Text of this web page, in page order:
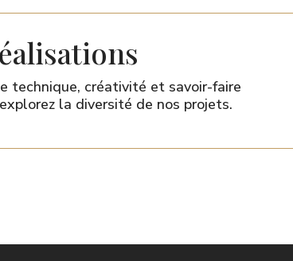
technique, créativité et savoir-faire
la diversité de nos projets.